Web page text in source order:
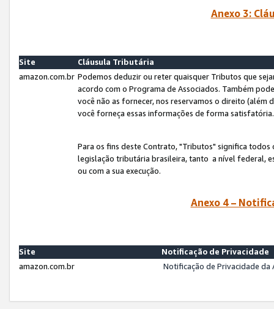
Anexo 3:
Site
Cláusula Tributária
amazon.com.br Podemos deduzir ou reter quaisquer Tributos que
acordo com o Programa de Associados. Também
você não as fornecer, nos reservamos o direito (além
você forneça essas informações de forma
Para os fins deste Contrato, "Tributos" significa
legislação tributária brasileira, tanto a nível federal,
ou com a sua execução.
Anexo 4 –
Site
Notificação de Privacidade
amazon.com.br
Notificação de Privacidade